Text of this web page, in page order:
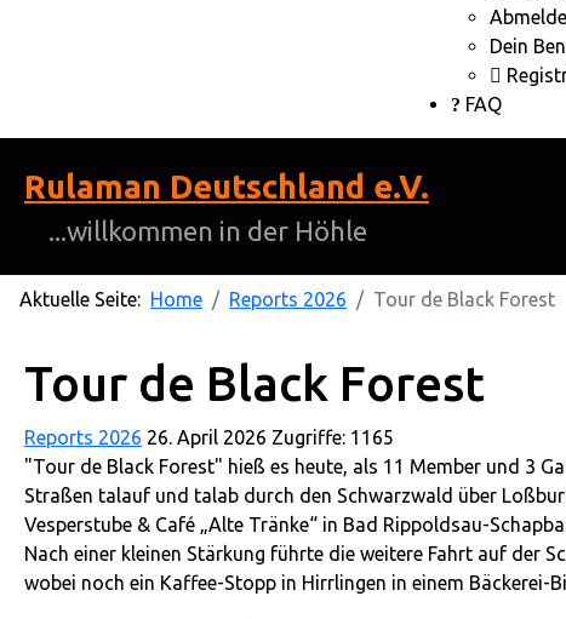
Dein
FAQ
Rulaman Deutschland e.V.
...willkommen in der Höhle
Aktuelle Seite: Home Reports 2026 Tour de Black Forest
Tour de Black Forest
Reports 2026 26. April 2026 Zugriffe: 1165
"Tour de Black Forest" hieß es heute, als 11 Member und 3
Straßen talauf und talab durch den Schwarzwald über
Vesperstube & Café „Alte Tränke“ in Bad Rippoldsau-
Nach einer kleinen Stärkung führte die weitere Fahrt auf der
wobei noch ein Kaffee-Stopp in Hirrlingen in einem Bäckerei-